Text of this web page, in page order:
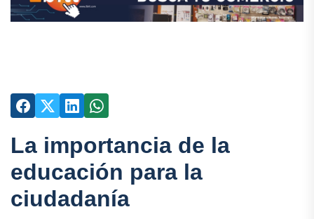
La importancia de la
educación para la
ciudadanía